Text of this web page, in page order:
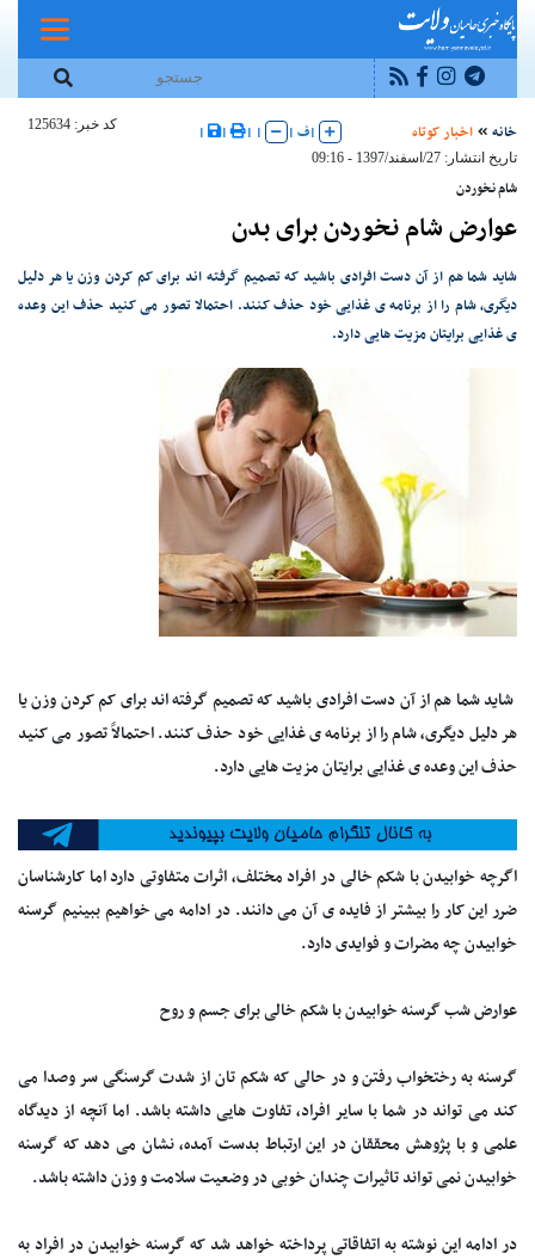
خانه اخبار کوتاه |ف |
|
|
|
|
کد خبر: 125634
تاریخ انتشار: 27/اسفند/1397 - 09:16
شام نخوردن
عوارض شام نخوردن برای بدن
شاید شما هم از آن دست افرادی باشید که تصمیم گرفته اند برای کم کردن وزن یا هر دلیل
دیگری، شام را از برنامه ی غذایی خود حذف کنند. احتمالا تصور می کنید حذف این وعده
ی غذایی برایتان مزیت هایی دارد.
شاید شما هم از آن دست افرادی باشید که تصمیم گرفته اند برای کم کردن وزن یا
هر دلیل دیگری، شام را از برنامه ی غذایی خود حذف کنند. احتمالاً تصور می کنید
حذف این وعده ی غذایی برایتان مزیت هایی دارد.
اگرچه خوابیدن با شکم خالی در افراد مختلف، اثرات متفاوتی دارد اما کارشناسان
ضرر این کار را بیشتر از فایده ی آن می دانند. در ادامه می خواهیم ببینیم گرسنه
خوابیدن چه مضرات و فوایدی دارد.
عوارض شب گرسنه خوابیدن با شکم خالی برای جسم و روح
گرسنه به رختخواب رفتن و در حالی که شکم تان از شدت گرسنگی سر وصدا می
کند می تواند در شما با سایر افراد، تفاوت هایی داشته باشد. اما آنچه از دیدگاه
علمی و با پژوهش محققان در این ارتباط بدست آمده، نشان می دهد که گرسنه
خوابیدن نمی تواند تاثیرات چندان خوبی در وضعیت سلامت و وزن داشته باشد.
در ادامه این نوشته به اتفاقاتی پرداخته خواهد شد که گرسنه خوابیدن در افراد به